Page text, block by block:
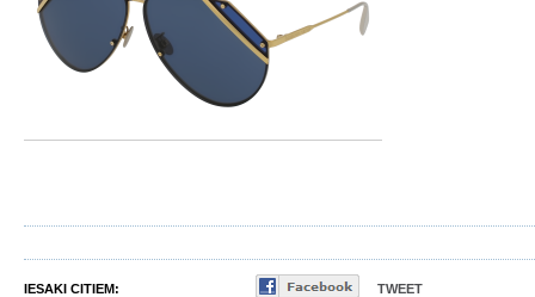
IESAKI CITIEM: TWEET